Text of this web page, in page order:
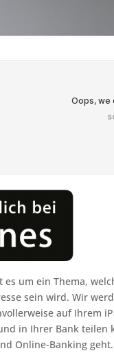
es um ein Thema,
sein wird. Wir
auf Ihrem
in Ihrer Bank teilen
Online-Banking geht.